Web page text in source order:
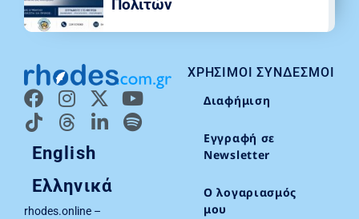
English
Ελληνικά
rhodes.online –
ΧΡΉΣΙΜΟΙ ΣΎΝΔΕΣΜΟΙ
Διαφήμιση
Εγγραφή σε
Newsletter
Ο λογαριασμός
μου
Πολιτών